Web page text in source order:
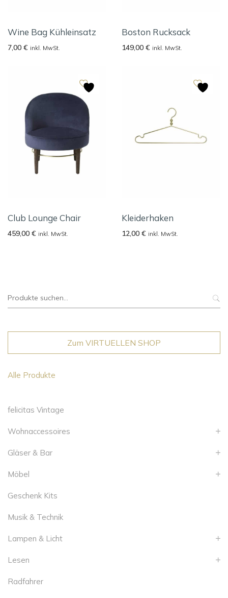
Wine Bag Kühleinsatz
7,00 € inkl. MwSt.
Boston Rucksack
149,00 € inkl. MwSt.
Club Lounge Chair
459,00 € inkl. MwSt.
Kleiderhaken
12,00 € inkl. MwSt.
Suche
Zum VIRTUELLEN SHOP
Alle Produkte
felicitas Vintage
Wohnaccessoires
Gläser & Bar
Möbel
Geschenk Kits
Musik & Technik
Lampen & Licht
Lesen
Radfahrer